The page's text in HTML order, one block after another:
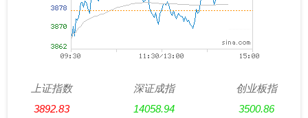
上证指数
3892.83
深证成指
14058.94
创业板指
3500.86